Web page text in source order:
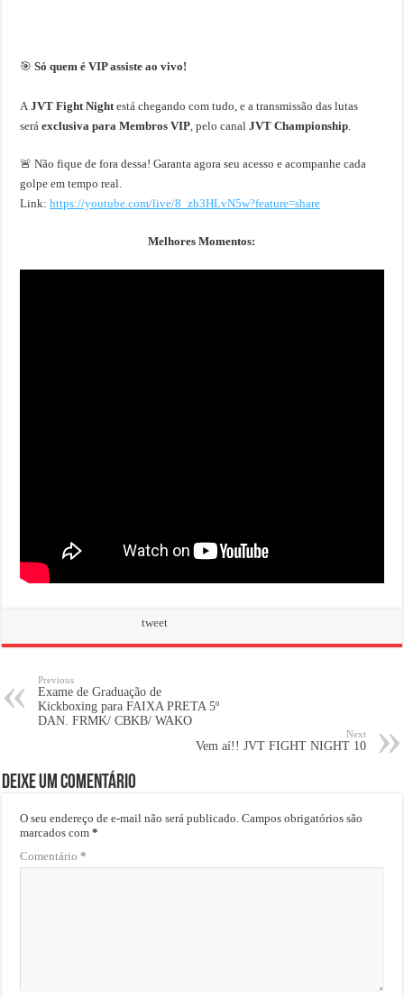
🎯Só quem é VIP assiste ao vivo!
AJVT Fight Nightestá chegando com tudo, e a transmissão das lutas
seráexclusiva para Membros VIP, pelo canalJVT Championship.
🚨 Não fique de fora dessa! Garanta agora seu acesso e acompanhe cada
golpe em tempo real.
Link:https://youtube.com/live/8_zb3HLvN5w?feature=share
Melhores Momentos:
tweet
Previous
Exame de Graduação de
Kickboxing para FAIXA PRETA 5º
DAN. FRMK/ CBKB/ WAKO
Next
Vem aí!! JVT FIGHT NIGHT 10
Deixe um comentário
O seu endereço de e-mail não será publicado. Campos obrigatórios são
marcados com*
Comentário*